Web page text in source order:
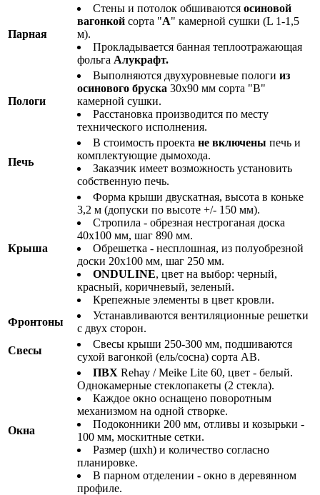
Парная
Стены и потолок обшиваются осиновой
вагонкой сорта "А" камерной сушки (L 1-1,5
м).
Прокладывается банная теплоотражающая
фольга Алукрафт.
Пологи
Выполняются двухуровневые пологи из
осинового бруска 30х90 мм сорта "В"
камерной сушки.
Расстановка производится по месту
технического исполнения.
Печь
В стоимость проекта не включены печь и
комплектующие дымохода.
Заказчик имеет возможность установить
собственную печь.
Крыша
Форма крыши двускатная, высота в коньке
3,2 м (допуски по высоте +/- 150 мм).
Стропила - обрезная нестроганая доска
40х100 мм, шаг 890 мм.
Обрешетка - несплошная, из полуобрезной
доски 20х100 мм, шаг 250 мм.
ONDULINE, цвет на выбор: черный,
красный, коричневый, зеленый.
Крепежные элементы в цвет кровли.
Фронтоны
Устанавливаются вентиляционные решетки
с двух сторон.
Свесы
Свесы крыши 250-300 мм, подшиваются
сухой вагонкой (ель/сосна) сорта АВ.
Окна
ПВХ Rehay / Meike Lite 60, цвет - белый.
Однокамерные стеклопакеты (2 стекла).
Каждое окно оснащено поворотным
механизмом на одной створке.
Подоконники 200 мм, отливы и козырьки -
100 мм, москитные сетки.
Размер (шхh) и количество согласно
планировке.
В парном отделении - окно в деревянном
профиле.